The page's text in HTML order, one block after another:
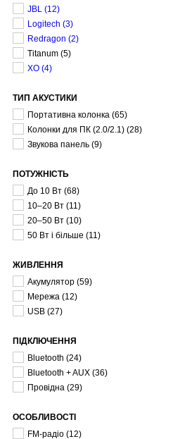
JBL (12)
Logitech (3)
Redragon (2)
Titanum (5)
XO (4)
ТИП АКУСТИКИ
Портативна колонка (65)
Колонки для ПК (2.0/2.1) (28)
Звукова панель (9)
ПОТУЖНІСТЬ
До 10 Вт (68)
10–20 Вт (11)
20–50 Вт (10)
50 Вт і більше (11)
ЖИВЛЕННЯ
Акумулятор (59)
Мережа (12)
USB (27)
ПІДКЛЮЧЕННЯ
Bluetooth (24)
Bluetooth + AUX (36)
Провідна (29)
ОСОБЛИВОСТІ
FM-радіо (12)